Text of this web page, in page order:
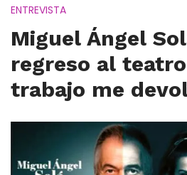
ENTREVISTA
Miguel Ángel
regreso al
trabajo me